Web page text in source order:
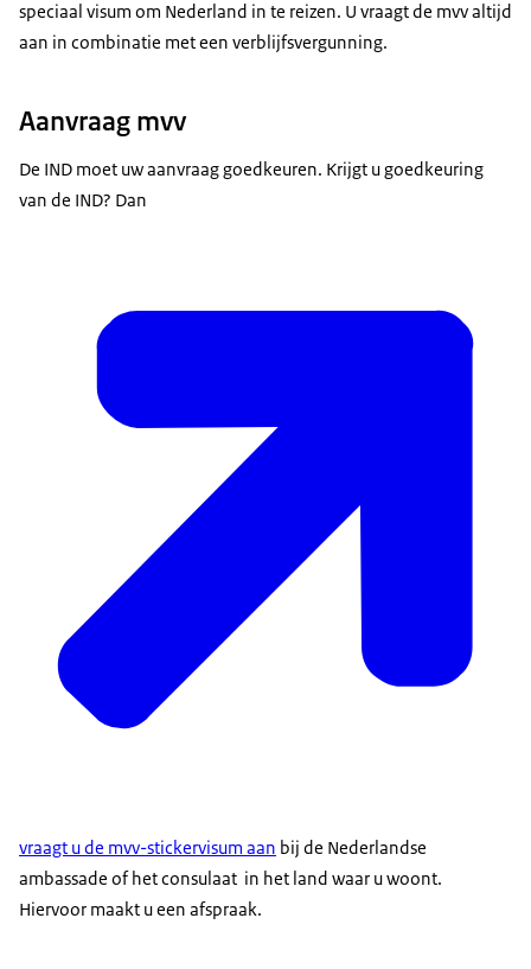
speciaal visum om Nederland in te reizen. U vraagt de mvv altijd
aan in combinatie met een verblijfsvergunning.
Aanvraag mvv
De IND moet uw aanvraag goedkeuren. Krijgt u goedkeuring
van de IND? Dan
vraagt u de mvv-stickervisum aan bij de Nederlandse
ambassade of het consulaat in het land waar u woont.
Hiervoor maakt u een afspraak.